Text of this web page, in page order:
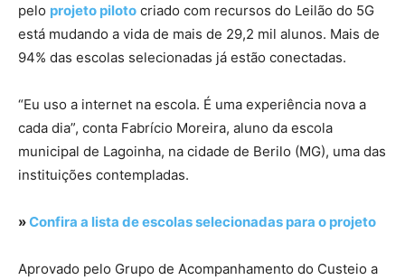
pelo projeto piloto criado com recursos do Leilão do 5G
está mudando a vida de mais de 29,2 mil alunos. Mais de
94% das escolas selecionadas já estão conectadas.
“Eu uso a internet na escola. É uma experiência nova a
cada dia”, conta Fabrício Moreira, aluno da escola
municipal de Lagoinha, na cidade de Berilo (MG), uma das
instituições contempladas.
»Confira a lista de escolas selecionadas para o projeto
Aprovado pelo Grupo de Acompanhamento do Custeio a